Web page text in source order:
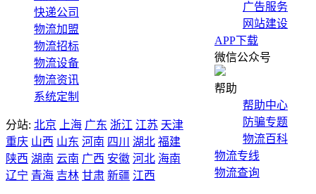
广告服务
网站建设
APP下载
微信公众号
帮助
帮助中心
防骗专题
物流百科
物流专线
物流查询
快递公司
物流加盟
物流招标
物流设备
物流资讯
系统定制
分站: 北京 上海 广东 浙江 江苏 天津
重庆 山西 山东 河南 四川 湖北 福建
陕西 湖南 云南 广西 安徽 河北 海南
辽宁 青海 吉林 甘肃 新疆 江西